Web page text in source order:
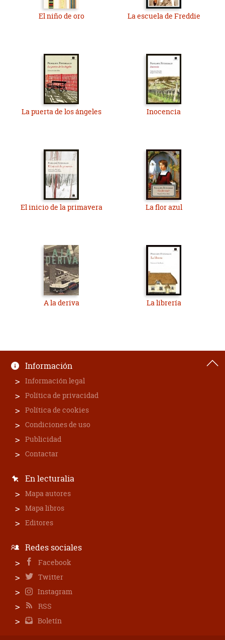
El niño de oro La escuela de Freddie
La puerta de los ángeles Inocencia
El inicio de la primavera La flor azul
A la deriva La librería
Información
Información legal
Política de privacidad
Política de cookies
Condiciones de uso
Publicidad
Contactar
En lecturalia
Mapa autores
Mapa libros
Editores
Redes sociales
Facebook
Twitter
Instagram
RSS
Boletín